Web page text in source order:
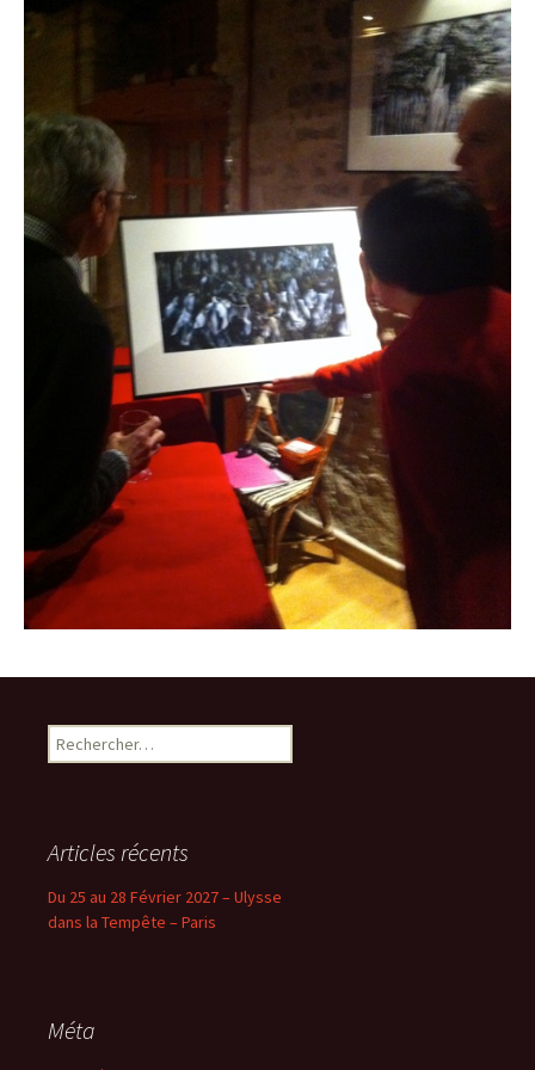
Rechercher :
Articles récents
Du 25 au 28 Février 2027 – Ulysse
dans la Tempête – Paris
Méta